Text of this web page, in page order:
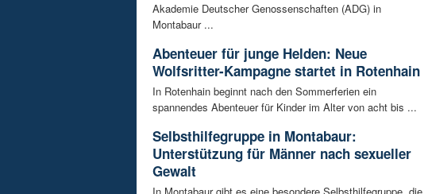
Akademie Deutscher Genossenschaften (ADG) in
Montabaur ...
Abenteuer für junge Helden: Neue
Wolfsritter-Kampagne startet in Rotenhain
In Rotenhain beginnt nach den Sommerferien ein
spannendes Abenteuer für Kinder im Alter von acht bis ...
Selbsthilfegruppe in Montabaur:
Unterstützung für Männer nach sexueller
Gewalt